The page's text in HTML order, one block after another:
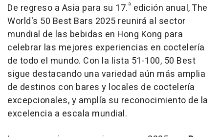
De regreso a Asia para su 17.ª edición anual, The
World's 50 Best Bars 2025 reunirá al sector
mundial de las bebidas en Hong Kong para
celebrar las mejores experiencias en coctelería
de todo el mundo. Con la lista 51-100, 50 Best
sigue destacando una variedad aún más amplia
de destinos con bares y locales de coctelería
excepcionales, y amplía su reconocimiento de la
excelencia a escala mundial.